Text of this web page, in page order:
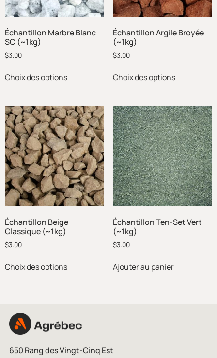
Échantillon Marbre Blanc
SC (~1kg)
$3.00
Choix des options
Échantillon Argile Broyée
(~1kg)
$3.00
Choix des options
Échantillon Beige
Classique (~1kg)
$3.00
Choix des options
Échantillon Ten-Set Vert
(~1kg)
$3.00
Ajouter au panier
650 Rang des Vingt-Cinq Est